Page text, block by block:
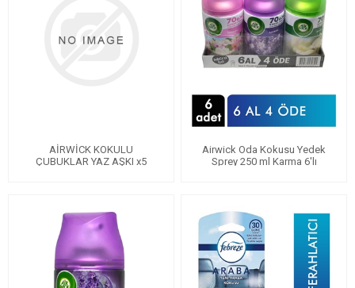
AİRWİCK KOKULU
ÇUBUKLAR YAZ AŞKI x5
Airwick Oda Kokusu Yedek
Sprey 250 ml Karma 6'lı